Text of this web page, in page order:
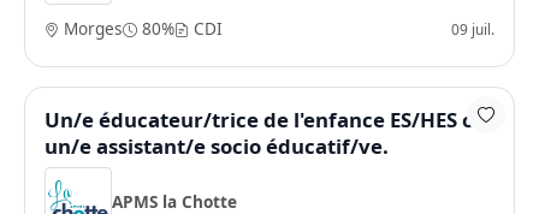
Morges 80% CDI 09 juil.
Un/e éducateur/trice de l'enfance ES/HES ou
un/e assistant/e socio éducatif/ve.
APMS la Chotte